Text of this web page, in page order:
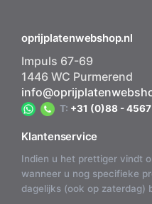
oprijplatenwebshop.nl
Impuls 67-69
1446 WC Purmerend
T: +31 (0)88 -
Klantenservice
Indien u het prettiger vindt
wanneer u nog specifieke
dagelijks (ook op zaterdag)